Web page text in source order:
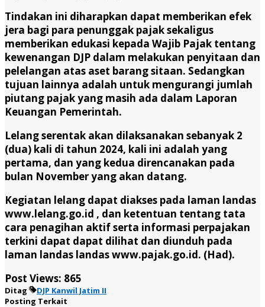
Tindakan ini diharapkan dapat memberikan efek
jera bagi para penunggak pajak sekaligus
memberikan edukasi kepada Wajib Pajak tentang
kewenangan DJP dalam melakukan penyitaan dan
pelelangan atas aset barang sitaan. Sedangkan
tujuan lainnya adalah untuk mengurangi jumlah
piutang pajak yang masih ada dalam Laporan
Keuangan Pemerintah.
Lelang serentak akan dilaksanakan sebanyak 2
(dua) kali di tahun 2024, kali ini adalah yang
pertama, dan yang kedua direncanakan pada
bulan November yang akan datang.
Kegiatan lelang dapat diakses pada laman landas
www.lelang.go.id , dan ketentuan tentang tata
cara penagihan aktif serta informasi perpajakan
terkini dapat dapat dilihat dan diunduh pada
laman landas landas www.pajak.go.id. (Had).
Post Views: 865
Ditag
DJP Kanwil Jatim II
Posting Terkait